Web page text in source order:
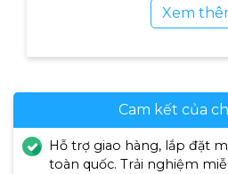
Xem
Cam kết của
Hỗ trợ giao hàng, lắp đặt
toàn quốc. Trải nghiệm